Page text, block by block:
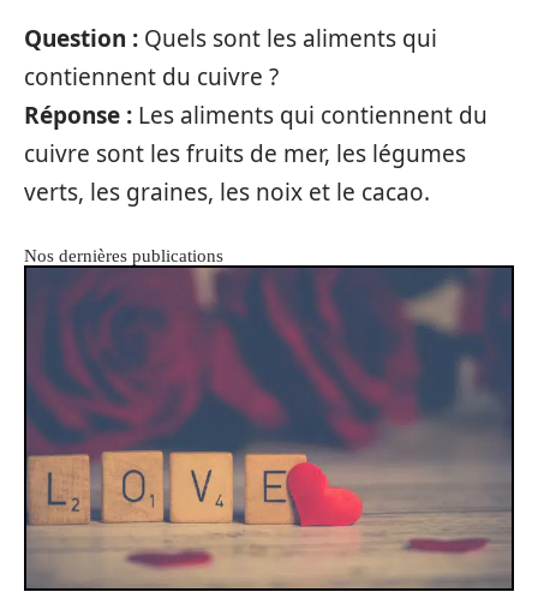
Question : Quels sont les aliments qui
contiennent du cuivre ?
Réponse : Les aliments qui contiennent du
cuivre sont les fruits de mer, les légumes
verts, les graines, les noix et le cacao.
Nos dernières publications